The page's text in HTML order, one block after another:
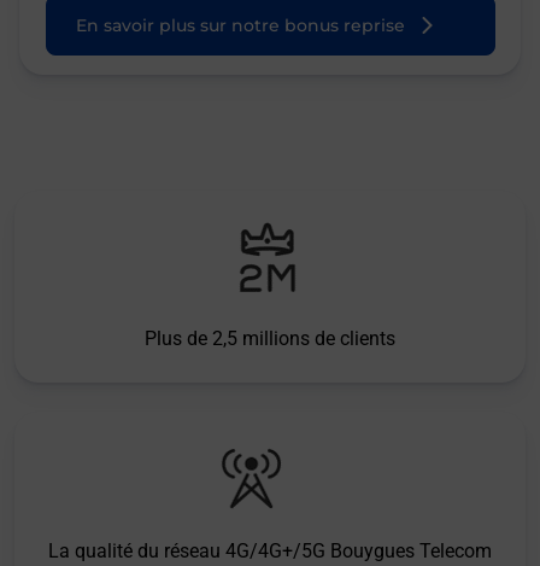
En savoir plus sur notre bonus reprise
Plus de 2,5 millions de clients
La qualité du réseau 4G/4G+/5G Bouygues Telecom